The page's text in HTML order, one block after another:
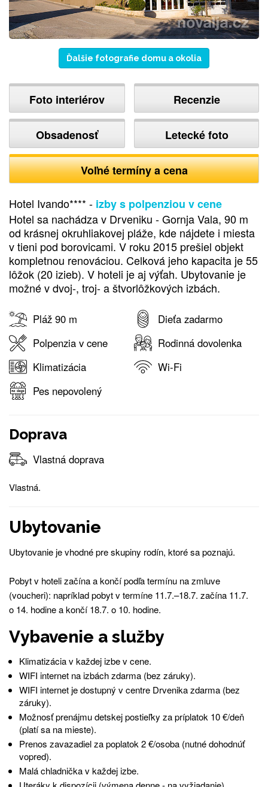
Ďalšie fotografie domu a okolia
Foto interiérov
Obsadenosť
Recenzie
Letecké foto
Voľné termíny a cena
Hotel Ivando**** - izby s polpenziou v cene
Hotel sa nachádza v Drveniku - Gornja Vala, 90 m
od krásnej okruhliakovej pláže, kde nájdete i miesta
v tieni pod borovicami. V roku 2015 prešiel objekt
kompletnou renováciou. Celková jeho kapacita je 55
lôžok (20 izieb). V hoteli je aj výťah. Ubytovanie je
možné v dvoj-, troj- a štvorlôžkových izbách.
Pláž 90 m
Dieťa zadarmo
Polpenzia v cene
Rodinná dovolenka
Klimatizácia
Wi-Fi
Pes nepovolený
Doprava
Vlastná doprava
Vlastná.
Ubytovanie
Ubytovanie je vhodné pre skupiny rodín, ktoré sa poznajú.
Pobyt v hoteli začína a končí podľa termínu na zmluve
(voucheri): napríklad pobyt v termíne 11.7.–18.7. začína 11.7.
o 14. hodine a končí 18.7. o 10. hodine.
Vybavenie a služby
Klimatizácia v každej izbe v cene.
WIFI internet na izbách zdarma (bez záruky).
WIFI internet je dostupný v centre Drvenika zdarma (bez
záruky).
Možnosť prenájmu detskej postieľky za príplatok 10 €/deň
(platí sa na mieste).
Prenos zavazadiel za poplatok 2 €/osoba (nutné dohodnúť
vopred).
Malá chladnička v každej izbe.